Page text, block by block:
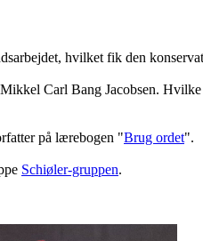
hvilket fik den
Carl Bang Jacobsen.
på lærebogen "Brug ordet".
Schiøler-gruppen.